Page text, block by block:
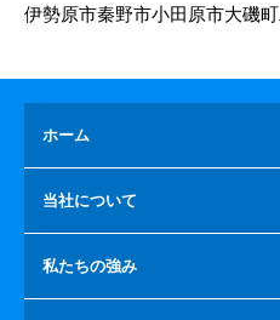
伊勢原市秦野市小田原市大磯町
ホーム
当社について
私たちの強み